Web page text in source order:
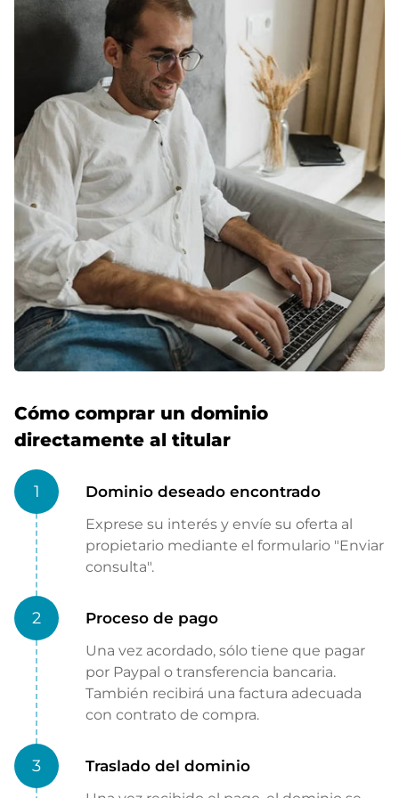
Cómo comprar un dominio
directamente al titular
1 Dominio deseado encontrado
Exprese su interés y envíe su oferta al
propietario mediante el formulario "Enviar
consulta".
2 Proceso de pago
Una vez acordado, sólo tiene que pagar
por Paypal o transferencia bancaria.
También recibirá una factura adecuada
con contrato de compra.
3 Traslado del dominio